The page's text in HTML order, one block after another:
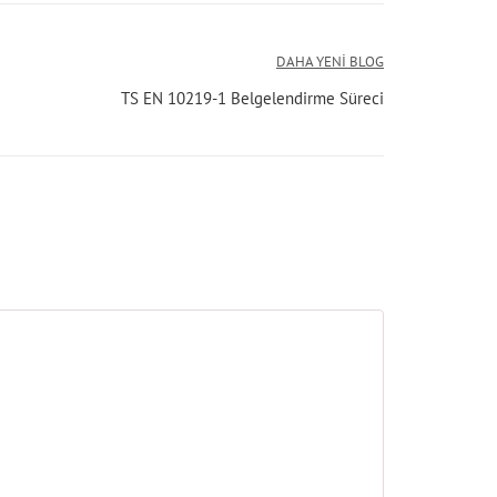
DAHA YENI BLOG
TS EN 10219-1 Belgelendirme Süreci